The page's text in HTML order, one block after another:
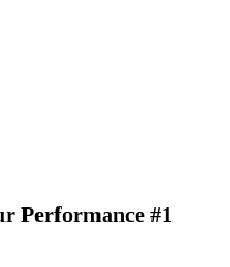
Performance #1